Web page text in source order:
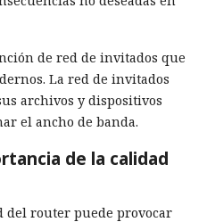
de red de invitados que
La red de invitados
archivos y dispositivos
el ancho de banda.
de la calidad
del router puede provocar